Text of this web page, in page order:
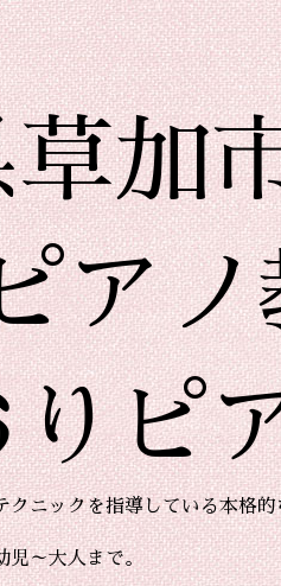
加
アノ
ピ
ニックを指導している本格
児～大人まで。